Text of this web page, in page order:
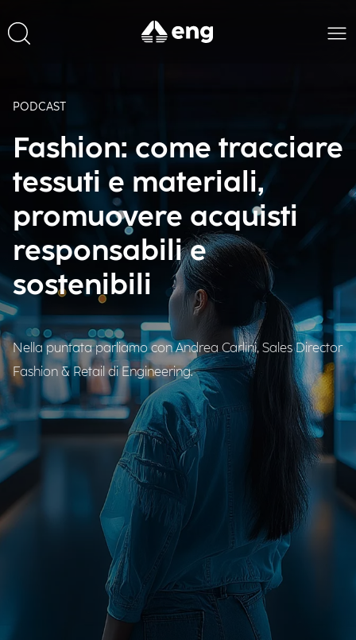
PODCAST
Fashion: come tracciare
tessuti e materiali,
promuovere acquisti
responsabili e
sostenibili
Nella puntata parliamo con Andrea Carlini, Sales Director
Fashion & Retail di Engineering.